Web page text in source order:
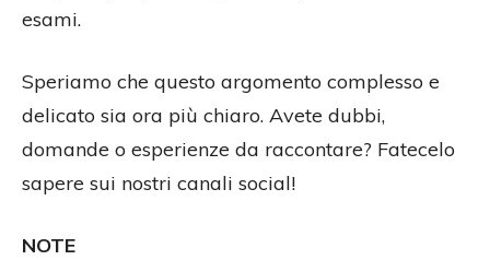
esami.
Speriamo che questo argomento complesso e
delicato sia ora più chiaro. Avete dubbi,
domande o esperienze da raccontare? Fatecelo
sapere sui nostri canali social!
NOTE